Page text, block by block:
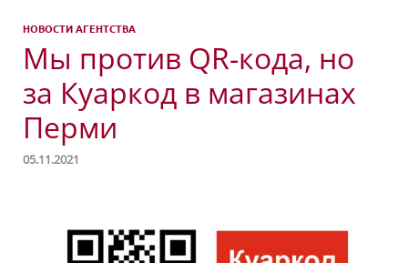
НОВОСТИ АГЕНТСТВА
Мы против QR-кода, но
за Куаркод в магазинах
Перми
05.11.2021